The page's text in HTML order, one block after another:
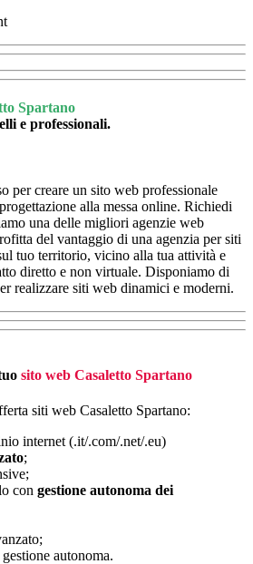
Spartano
e professionali.
per creare un sito web professionale
alla messa online. Richiedi
una delle migliori agenzie web
del vantaggio di una agenzia per siti
tuo territorio, vicino alla tua attività e
diretto e non virtuale. Disponiamo di
realizzare siti web dinamici e moderni.
sito web Casaletto Spartano
siti web Casaletto Spartano:
internet (.it/.com/.net/.eu)
;
con gestione autonoma dei
autonoma.